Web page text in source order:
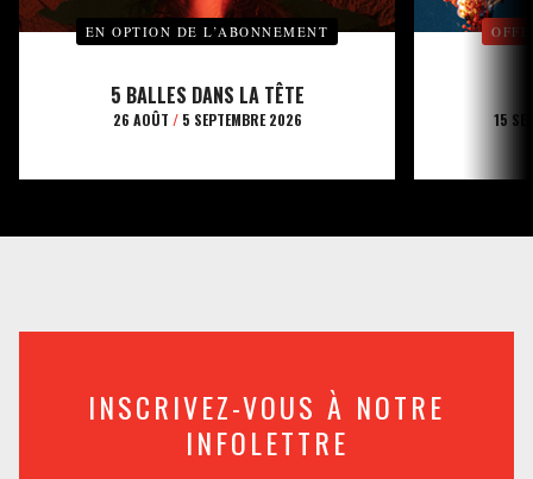
EN OPTION DE L’ABONNEMENT
5 BALLES DANS LA TÊTE
26 AOÛT /5 SEPTEMBRE 2026 15
INSCRIVEZ-VOUS À NOTRE
INFOLETTRE